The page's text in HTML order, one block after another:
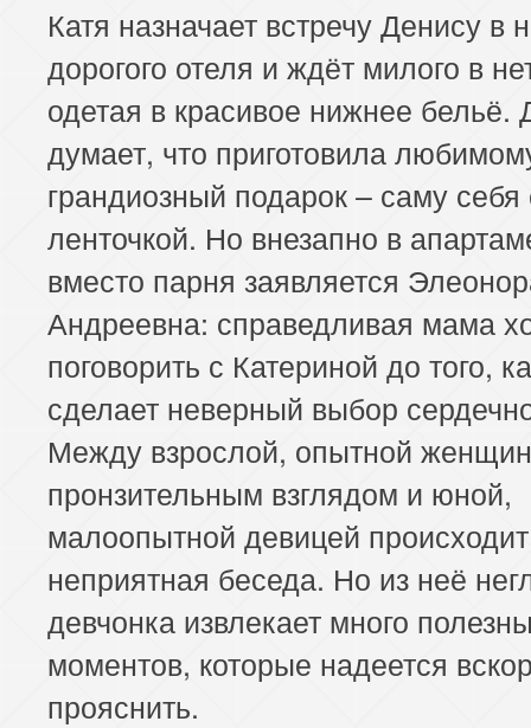
Катя назначает встречу Денису в
дорогого отеля и ждёт милого в
одетая в красивое нижнее бельё.
думает, что приготовила
грандиозный подарок – саму себя
ленточкой. Но внезапно в
вместо парня заявляется
Андреевна: справедливая мама
поговорить с Катериной до того,
сделает неверный выбор
Между взрослой, опытной
пронзительным взглядом и юной,
малоопытной девицей происходит
неприятная беседа. Но из неё
девчонка извлекает много
моментов, которые надеется
прояснить.